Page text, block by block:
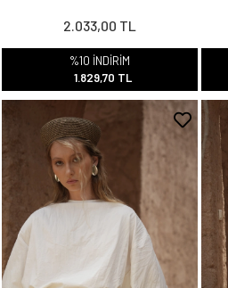
2.033,00 TL
%10 İNDİRİM
1.829,70 TL